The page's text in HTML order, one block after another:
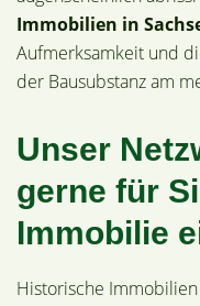
Immobilien in
Aufmerksamkeit und
der Bausubstanz am
Unser
gerne für
Immobilie
Historische